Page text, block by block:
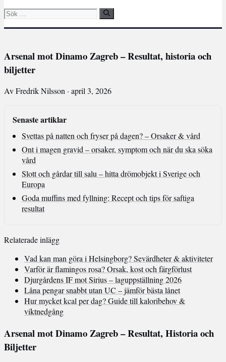
Sök
Arsenal mot Dinamo Zagreb – Resultat, historia och
biljetter
Av Fredrik Nilsson · april 3, 2026
Senaste artiklar
Svettas på natten och fryser på dagen? – Orsaker & vård
Ont i magen gravid – orsaker, symptom och när du ska söka
vård
Slott och gårdar till salu – hitta drömobjekt i Sverige och
Europa
Goda muffins med fyllning: Recept och tips för saftiga
resultat
Relaterade inlägg
Vad kan man göra i Helsingborg? Sevärdheter & aktiviteter
Varför är flamingos rosa? Orsak, kost och färgförlust
Djurgårdens IF mot Sirius – laguppställning 2026
Låna pengar snabbt utan UC – jämför bästa lånet
Hur mycket kcal per dag? Guide till kaloribehov &
viktnedgång
Arsenal mot Dinamo Zagreb – Resultat, Historia och
Biljetter